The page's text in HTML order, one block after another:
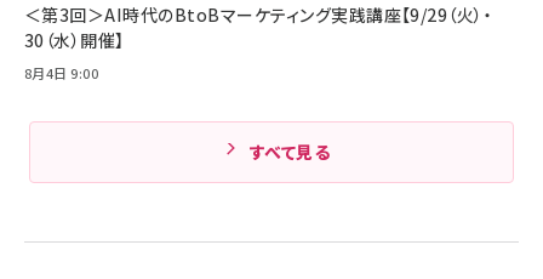
＜第3回＞AI時代のBtoBマーケティング実践講座【9/29（火）・
30（水）開催】
8月4日 9:00
すべて見る